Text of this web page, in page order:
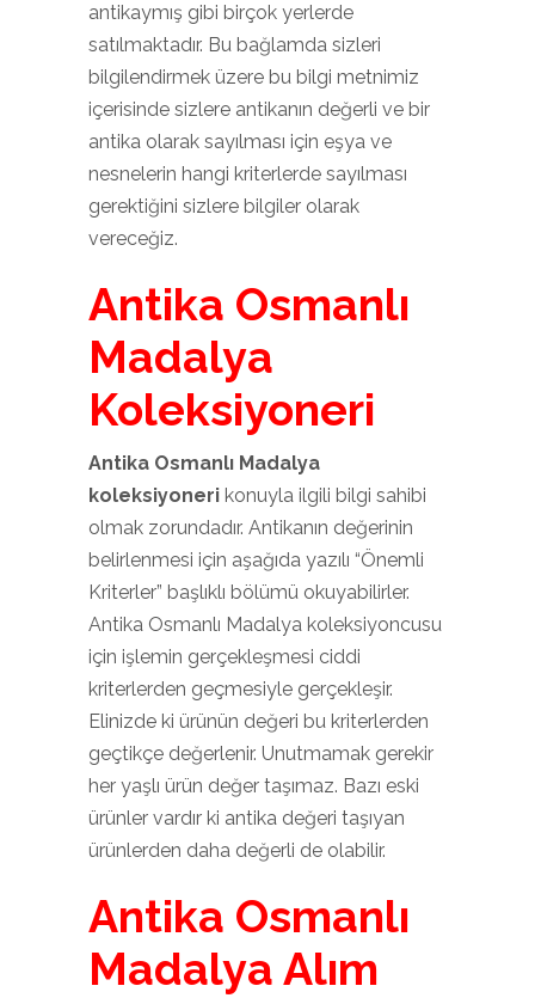
antikaymış gibi birçok yerlerde
satılmaktadır. Bu bağlamda sizleri
bilgilendirmek üzere bu bilgi metnimiz
içerisinde sizlere antikanın değerli ve bir
antika olarak sayılması için eşya ve
nesnelerin hangi kriterlerde sayılması
gerektiğini sizlere bilgiler olarak
vereceğiz.
Antika Osmanlı
Madalya
Koleksiyoneri
Antika Osmanlı Madalya
koleksiyoneri konuyla ilgili bilgi sahibi
olmak zorundadır. Antikanın değerinin
belirlenmesi için aşağıda yazılı “Önemli
Kriterler” başlıklı bölümü okuyabilirler.
Antika Osmanlı Madalya koleksiyoncusu
için işlemin gerçekleşmesi ciddi
kriterlerden geçmesiyle gerçekleşir.
Elinizde ki ürünün değeri bu kriterlerden
geçtikçe değerlenir. Unutmamak gerekir
her yaşlı ürün değer taşımaz. Bazı eski
ürünler vardır ki antika değeri taşıyan
ürünlerden daha değerli de olabilir.
Antika Osmanlı
Madalya Alım